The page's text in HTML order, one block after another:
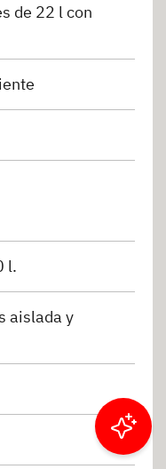
de 22 l con
l.
aislada y